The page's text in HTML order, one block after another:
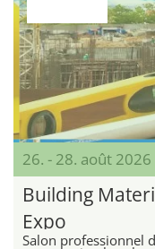
26. - 28. août 2026
Building
Expo
Salon professionnel